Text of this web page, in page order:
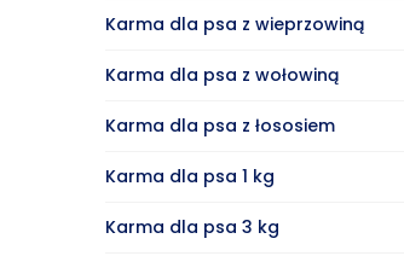
Karma dla psa z wieprzowiną
Karma dla psa z wołowiną
Karma dla psa z łososiem
Karma dla psa 1 kg
Karma dla psa 3 kg